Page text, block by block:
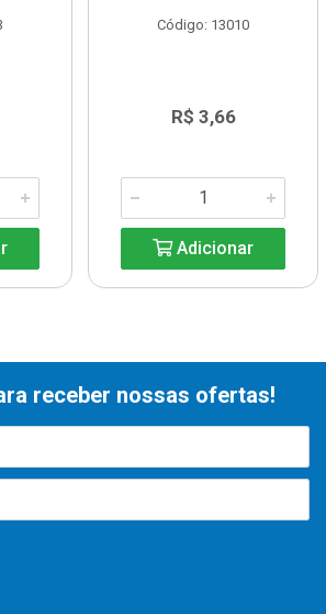
Código: 13010
R$ 3,66
Adicionar
receber nossas ofertas!